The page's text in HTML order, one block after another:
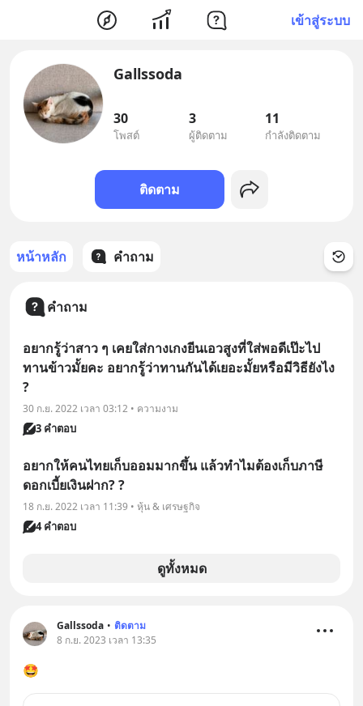
เข้าสู่ระบบ
Gallssoda
30
โพสต์
3
ผู้ติดตาม
11
กำลังติดตาม
ติดตาม
หน้าหลัก คำถาม
คำถาม
อยากรู้ว่าสาว ๆ เคยใส่กางเกงยีนเอวสูงที่ใส่พอดีเป๊ะไป
ทานข้าวมั้ยคะ อยากรู้ว่าทานกันได้เยอะมั้ยหรือมีวิธียังไง
?
30 ก.ย. 2022 เวลา 03:12 • ความงาม
3 คำตอบ
อยากให้คนไทยเก็บออมมากขึ้น แล้วทำไมต้องเก็บภาษี
ดอกเบี้ยเงินฝาก? ?
18 ก.ย. 2022 เวลา 11:39 • หุ้น & เศรษฐกิจ
4 คำตอบ
ดูทั้งหมด
Gallssoda • ติดตาม
8 ก.ย. 2023 เวลา 13:35
🤩